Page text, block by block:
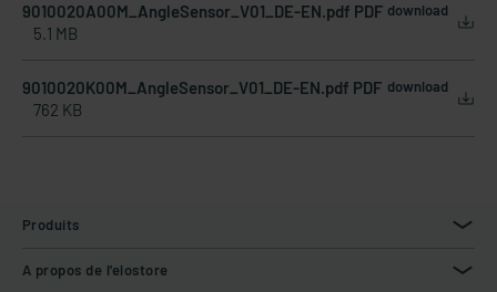
9010020A00M_AngleSensor_V01_DE-EN.pdf PDF
5.1 MB
download
9010020K00M_AngleSensor_V01_DE-EN.pdf PDF
762 KB
download
Produits
A propos de l'elostore